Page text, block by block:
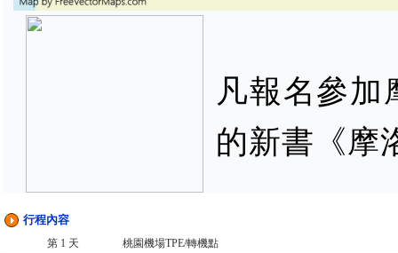
凡報名參加
的新書《摩
行程內容
第 1 天 桃園機場TPE/轉機點